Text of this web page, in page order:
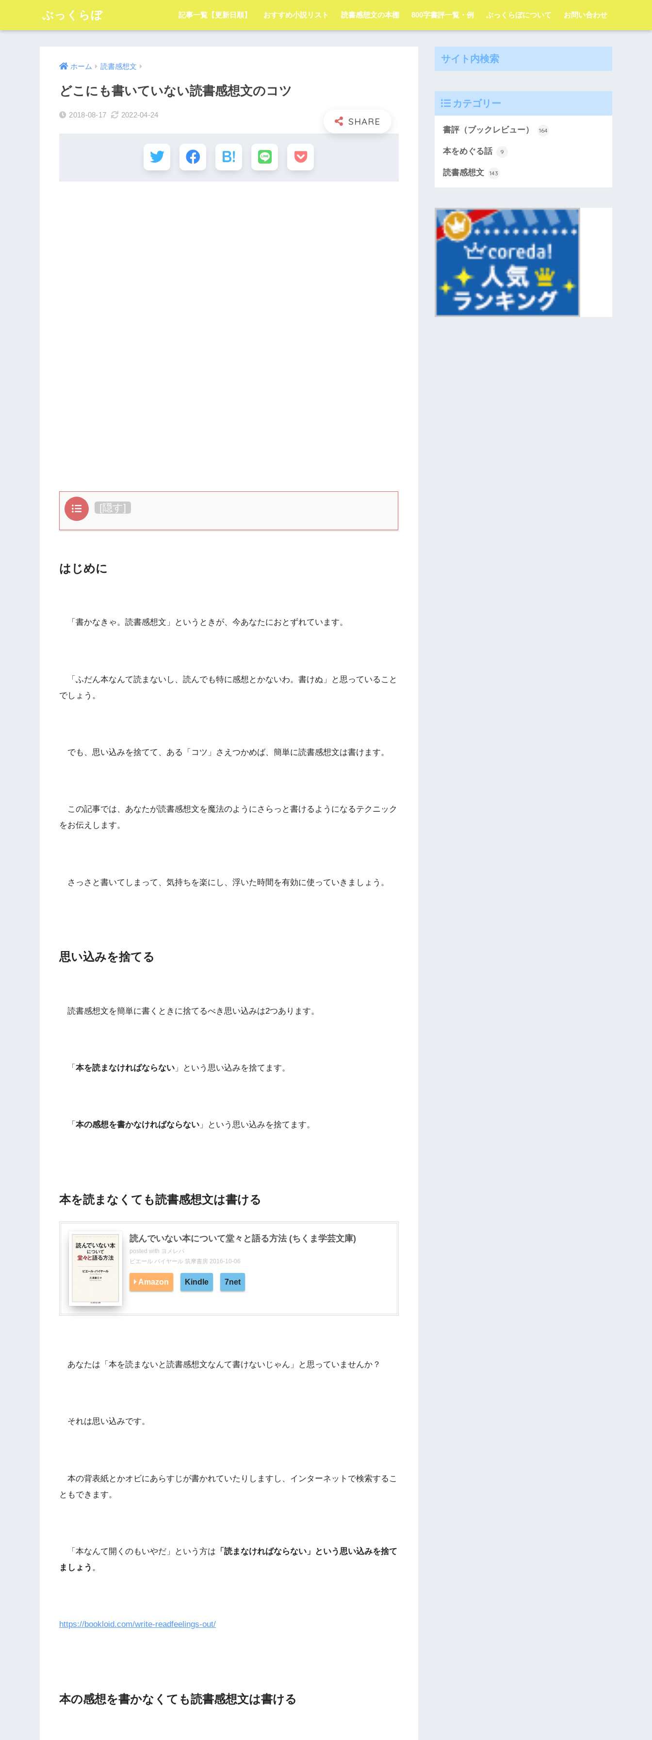
ぶっくらぼ 記事一覧【更新日順】 おすすめ小説リスト 読書感想文の本棚 800字書評一覧・例 ぶっくらぼについて お問い合わせ
ホーム 読書感想文
どこにも書いていない読書感想文のコツ
2018-08-17 2022-04-24
目次 [隠す]
はじめに
「書かなきゃ。読書感想文」というときが、今あなたにおとずれています。
「ふだん本なんて読まないし、読んでも特に感想とかないわ。書けぬ」と思っていること
でしょう。
でも、思い込みを捨てて、ある「コツ」さえつかめば、簡単に読書感想文は書けます。
この記事では、あなたが読書感想文を魔法のようにさらっと書けるようになるテクニック
をお伝えします。
さっさと書いてしまって、気持ちを楽にし、浮いた時間を有効に使っていきましょう。
思い込みを捨てる
読書感想文を簡単に書くときに捨てるべき思い込みは2つあります。
「 本を読まなければならない 」という思い込みを捨てます。
「 本の感想を書かなければならない 」という思い込みを捨てます。
本を読まなくても読書感想文は書ける
読んでいない本について堂々と語る方法 (ちくま学芸文庫)
posted with ヨメレバ
ピエール バイヤール 筑摩書房 2016-10-06
Amazon Kindle 7net
あなたは「本を読まないと読書感想文なんて書けないじゃん」と思っていませんか？
それは思い込みです。
本の背表紙とかオビにあらすじが書かれていたりしますし、インターネットで検索するこ
ともできます。
「本なんて開くのもいやだ」という方は 「読まなければならない」という思い込みを捨て
ましょう 。
https://bookloid.com/write-readfeelings-out/
本の感想を書かなくても読書感想文は書ける
サイト内検索
カテゴリー
書評（ブックレビュー） 164
本をめぐる話 9
読書感想文 143